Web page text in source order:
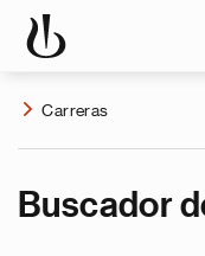
Carreras
Buscador